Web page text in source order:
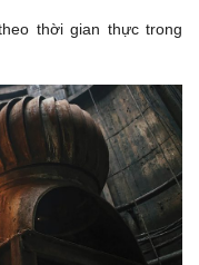
thời gian thực trong